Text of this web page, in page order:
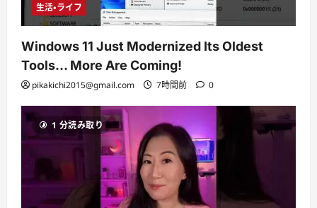
生活・ライフ
Windows 11 Just Modernized Its Oldest
Tools… More Are Coming!
pikakichi2015@gmail.com 7時間前 0
1 分読み取り